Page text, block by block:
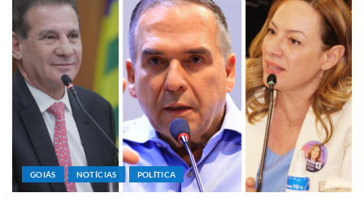
GOIÁS NOTÍCIAS POLÍTICA